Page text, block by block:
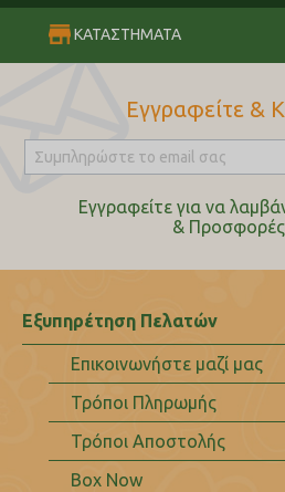
ΚΑΤΑΣΤΗΜΑΤΑ
Εγγραφείτε &
Εγγραφείτε για να
&
Εξυπηρέτηση Πελατών
Επικοινωνήστε μαζί μας
Τρόποι Πληρωμής
Τρόποι Αποστολής
Box Now